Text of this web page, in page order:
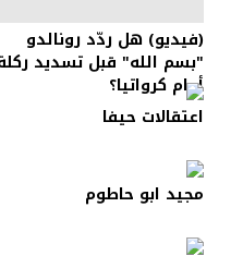
(فيديو) هل ردّد رونالدو
"بسم الله" قبل تسديد
أمام كرواتيا؟
اعتقالات حيفا
مجيد ابو حاطوم